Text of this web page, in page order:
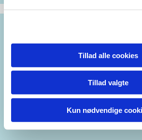
Tillad alle cookies
Tillad valgte
Kun nødvendige